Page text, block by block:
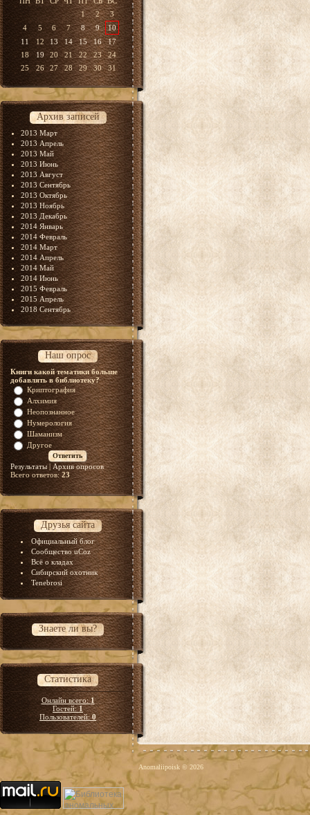
1
2
3
4
5 6 7 8 9
10
11
12 13 14 15 16
17
18
19 20 21 22 23
24
25
26 27 28 29 30 31
Архив записей
2013 Март
2013 Апрель
2013 Май
2013 Июнь
2013 Август
2013 Сентябрь
2013 Октябрь
2013 Ноябрь
2013 Декабрь
2014 Январь
2014 Февраль
2014 Март
2014 Апрель
2014 Май
2014 Июнь
2015 Февраль
2015 Апрель
2018 Сентябрь
Наш опрос
Книги какой тематики больше
добавлять в библиотеку?
Криптография
Алхимия
Неопознанное
Нумерология
Шаманизм
Другое
Результаты | Архив опросов
Всего ответов:23
Друзья сайта
Официальный блог
Сообщество uCoz
Всё о кладах
Сибирский охотник
Tenebrosi
Знаете ли вы?
Статистика
Онлайн всего:1
Гостей:1
Пользователей:0
Anomaliipoisk © 2026